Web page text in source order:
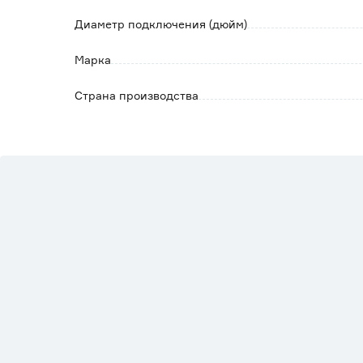
Допустимый тип теплоносителя: вода либо
Диаметр подключения (дюйм)
Марка
Страна производства